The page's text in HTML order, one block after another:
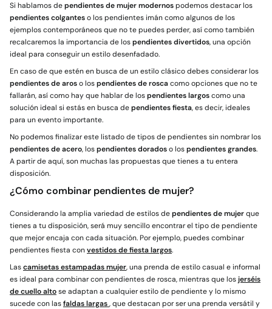
Si hablamos dependientes de mujer modernospodemos destacar los
pendientes colganteso los pendientes imán como algunos de los
ejemplos contemporáneos que no te puedes perder, así como también
recalcaremos la importancia de lospendientes divertidos, una opción
ideal para conseguir un estilo desenfadado.
En caso de que estén en busca de un estilo clásico debes considerar los
pendientes de aroso lospendientes de roscacomo opciones que no te
fallarán, así como hay que hablar de lospendientes largoscomo una
solución ideal si estás en busca dependientes fiesta, es decir, ideales
para un evento importante.
No podemos finalizar este listado de tipos de pendientes sin nombrar los
pendientes de acero, lospendientes doradoso lospendientes grandes.
A partir de aquí, son muchas las propuestas que tienes a tu entera
disposición.
¿Cómo combinar pendientes de mujer?
Considerando la amplia variedad de estilos dependientes de mujerque
tienes a tu disposición, será muy sencillo encontrar el tipo de pendiente
que mejor encaja con cada situación. Por ejemplo, puedes combinar
pendientes fiesta convestidos de fiesta largos.
Lascamisetas estampadas mujer, una prenda de estilo casual e informal
es ideal para combinar con pendientes de rosca, mientras que losjerséis
de cuello altose adaptan a cualquier estilo de pendiente y lo mismo
sucede con lasfaldas largas, que destacan por ser una prenda versátil y